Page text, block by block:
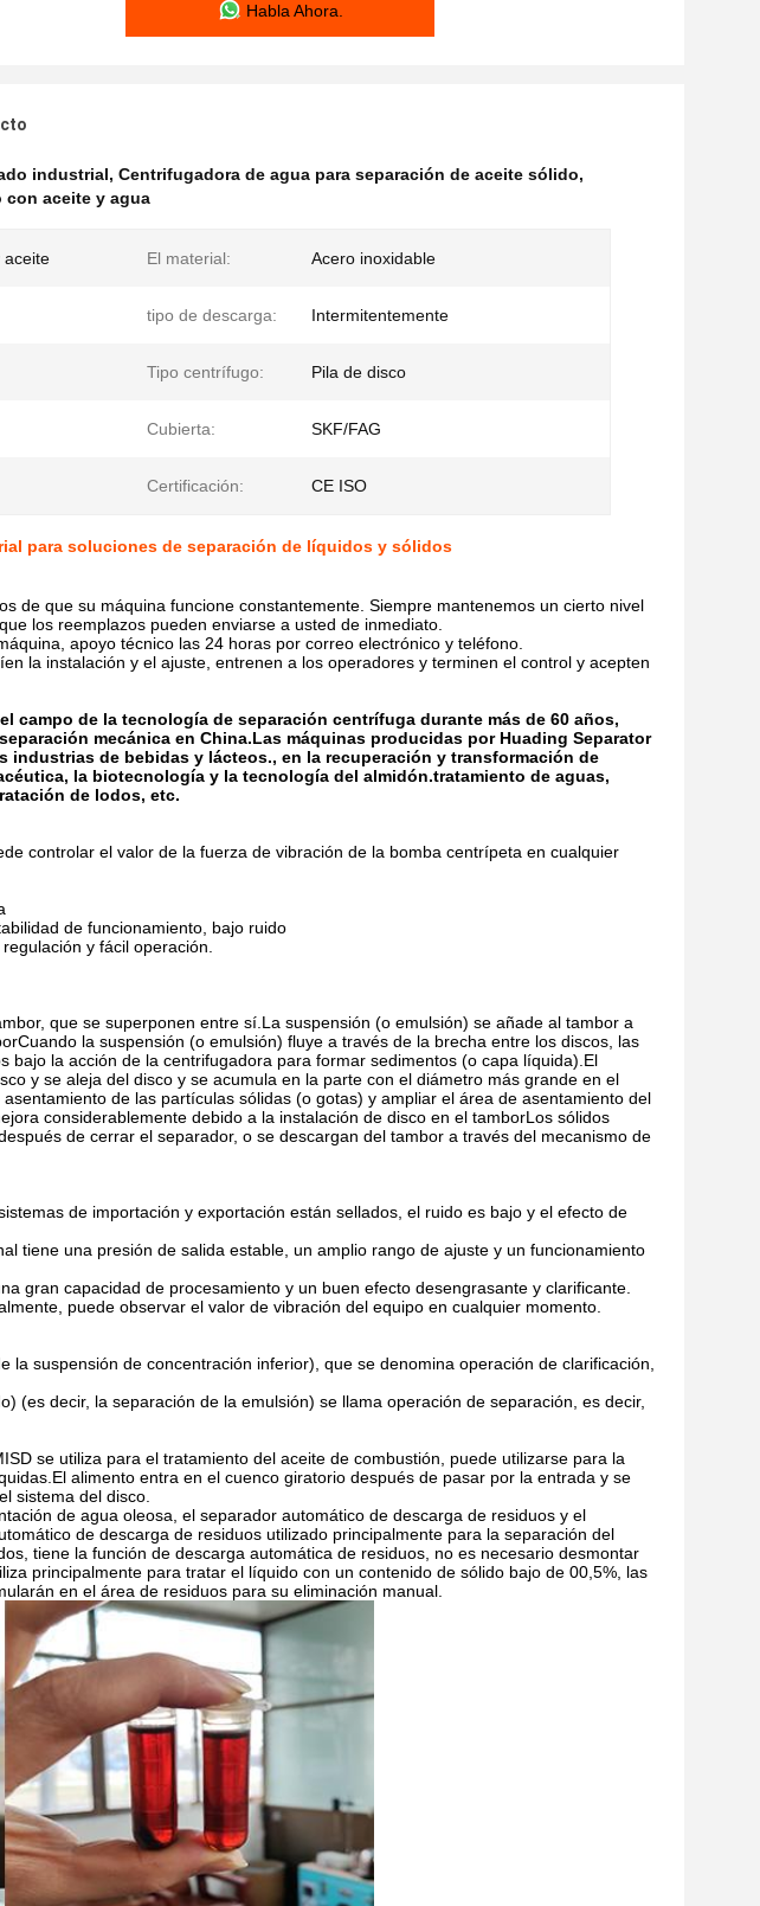
Habla Ahora.
industrial, Centrifugadora de agua para separación de aceite sólido,
aceite y agua
aceite El material: Acero inoxidable
tipo de descarga: Intermitentemente
Tipo centrífugo: Pila de disco
Cubierta: SKF/FAG
Certificación: CE ISO
para soluciones de separación de líquidos y sólidos
de que su máquina funcione constantemente. Siempre mantenemos un cierto nivel
los reemplazos pueden enviarse a usted de inmediato.
apoyo técnico las 24 horas por correo electrónico y teléfono.
la instalación y el ajuste, entrenen a los operadores y terminen el control y acepten
campo de la tecnología de separación centrífuga durante más de 60 años,
mecánica en China.Las máquinas producidas por Huading Separator
industrias de bebidas y lácteos., en la recuperación y transformación de
la biotecnología y la tecnología del almidón.tratamiento de aguas,
de lodos, etc.
controlar el valor de la fuerza de vibración de la bomba centrípeta en cualquier
de funcionamiento, bajo ruido
y fácil operación.
que se superponen entre sí.La suspensión (o emulsión) se añade al tambor a
la suspensión (o emulsión) fluye a través de la brecha entre los discos, las
bajo la acción de la centrifugadora para formar sedimentos (o capa líquida).El
y se aleja del disco y se acumula en la parte con el diámetro más grande en el
de las partículas sólidas (o gotas) y ampliar el área de asentamiento del
considerablemente debido a la instalación de disco en el tamborLos sólidos
de cerrar el separador, o se descargan del tambor a través del mecanismo de
de importación y exportación están sellados, el ruido es bajo y el efecto de
tiene una presión de salida estable, un amplio rango de ajuste y un funcionamiento
gran capacidad de procesamiento y un buen efecto desengrasante y clarificante.
puede observar el valor de vibración del equipo en cualquier momento.
la suspensión de concentración inferior), que se denomina operación de clarificación,
(es decir, la separación de la emulsión) se llama operación de separación, es decir,
se utiliza para el tratamiento del aceite de combustión, puede utilizarse para la
alimento entra en el cuenco giratorio después de pasar por la entrada y se
sistema del disco.
de agua oleosa, el separador automático de descarga de residuos y el
de descarga de residuos utilizado principalmente para la separación del
tiene la función de descarga automática de residuos, no es necesario desmontar
principalmente para tratar el líquido con un contenido de sólido bajo de 00,5%, las
en el área de residuos para su eliminación manual.